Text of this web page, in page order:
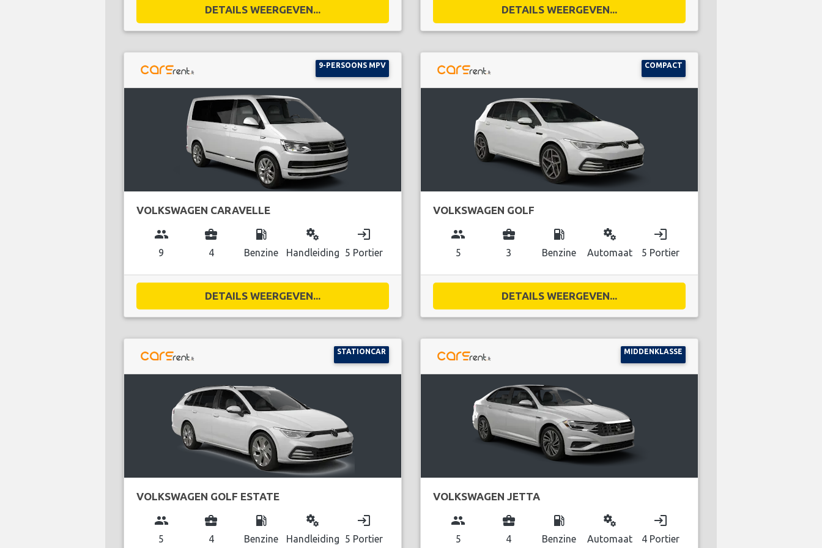
DETAILS WEERGEVEN... DETAILS WEERGEVEN...
9-PERSOONS MPV
VOLKSWAGEN CARAVELLE
group
9
business_center
4
local_gas_station
Benzine
miscellaneous_services
Handleiding
login
5 Portier
DETAILS WEERGEVEN...
COMPACT
VOLKSWAGEN GOLF
group
5
business_center
3
local_gas_station
Benzine
miscellaneous_services
Automaat
login
5 Portier
DETAILS WEERGEVEN...
STATIONCAR
VOLKSWAGEN GOLF ESTATE
group
5
business_center
4
local_gas_station
Benzine
miscellaneous_services
Handleiding
login
5 Portier
MIDDENKLASSE
VOLKSWAGEN JETTA
group
5
business_center
4
local_gas_station
Benzine
miscellaneous_services
Automaat
login
4 Portier